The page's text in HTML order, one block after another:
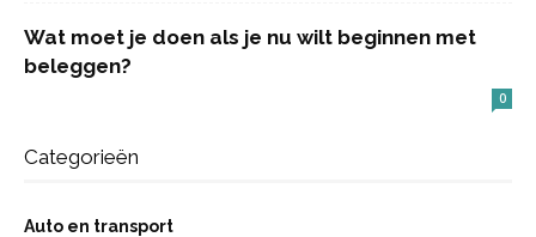
Wat moet je doen als je nu wilt beginnen met
beleggen?
0
Categorieën
Auto en transport